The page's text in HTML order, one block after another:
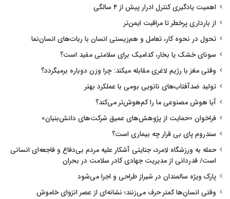
اهمیت یادگیری کنترل ادرار پیش از ۴ سالگی
از بارداری پرخطر تا مراقبت ایمن‌تر
تحول در نحوه کار، تعامل و هم‌زیستی انسان با ربات‌های انسان‌نما
سونای خشک یا بخار، کدامیک برای سلامتی مفید است؟
وقتی مغز با رژیم لاغری مقابله میکند: چرا وزن دوباره برمیگردد؟
تولید ضدآفتاب‌های نانویی بومی با عملکرد بهتر
آیا هوش مصنوعی ما را کم‌هوش‌تر می‌کند؟
فراخوان «حمایت از پژوهش‌های عمیق شرکت‌های دانش‌بنیان»
سندروم پای بی قرار چه بیماری است؟
حمله به ورزشگاه لامرد، جنایتی آشکار علیه مردم بی‌دفاع و فاجعه‌ای انسانی
است/ قدردانی از مدیریت جهادی کادر سلامت در بحران
پارک ویژه سالمندان در شیراز طراحی و اجرا می‌شود
وقتی انسان‌ها کمتر حرف می‌زنند؛ نشانه‌ای از عصر انزوای خاموش